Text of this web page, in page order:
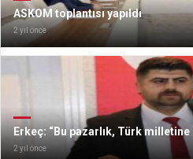
ASKOM toplantısı yapıldı
2 yıl önce
Erkeç: “Bu pazarlık, Türk
2 yıl önce